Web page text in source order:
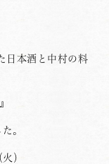
日本酒と中村の料
。
）